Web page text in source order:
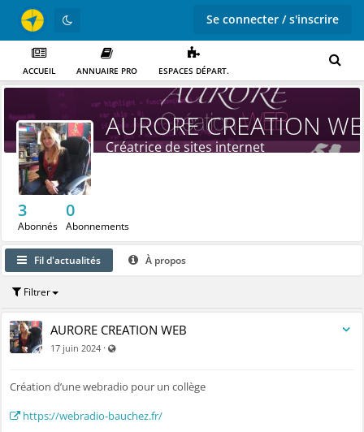
Se connecter / s'inscrire
ACCUEIL ANNUAIRE PRO ESPACES DÉPART.
AURORE CREATION
Créatrice de sites internet
3
Abonnés
0
Abonnements
Fil d'actualités À propos
Filtrer
AURORE CREATION WEB
17 juin 2024 ·
Création d’une webradio pour un collège
https://webradio-bauchez.fr/